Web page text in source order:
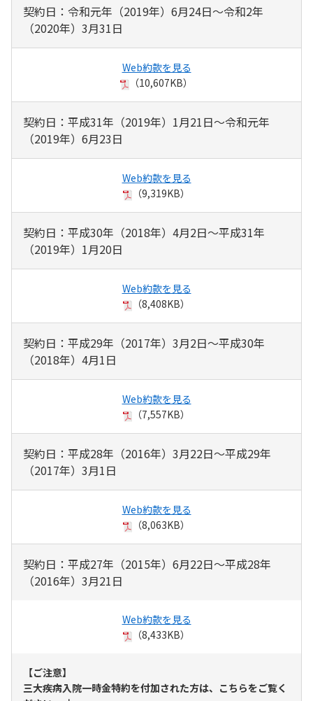
契約日：令和元年（2019年）6月24日～令和2年
（2020年）3月31日
Web約款を見る
（10,607KB）
契約日：平成31年（2019年）1月21日～令和元年
（2019年）6月23日
Web約款を見る
（9,319KB）
契約日：平成30年（2018年）4月2日～平成31年
（2019年）1月20日
Web約款を見る
（8,408KB）
契約日：平成29年（2017年）3月2日～平成30年
（2018年）4月1日
Web約款を見る
（7,557KB）
契約日：平成28年（2016年）3月22日～平成29年
（2017年）3月1日
Web約款を見る
（8,063KB）
契約日：平成27年（2015年）6月22日～平成28年
（2016年）3月21日
Web約款を見る
（8,433KB）
【ご注意】
三大疾病入院一時金特約を付加された方は、こちらをご覧く